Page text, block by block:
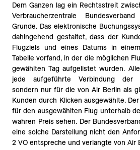
Dem Ganzen lag ein Rechtsstreit
Verbraucherzentrale
Grunde. Das elektronische
dahingehend gestaltet, dass der
Flugziels und eines Datums in
Tabelle vorfand, in der die möglichen
gewählten Tag aufgelistet wurden.
jede aufgeführte Verbindung der
sondern nur für die von Air Berlin als
Kunden durch Klicken ausgewählte.
für den ausgewählten Flug unterhalb
wahren Preis sehen. Der
eine solche Darstellung nicht den
2 VO entspreche und verlangte von Air